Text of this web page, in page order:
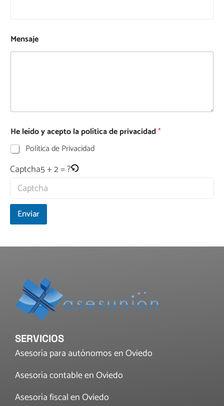
Mensaje
He leído y acepto la política de privacidad*
Política de Privacidad
Captcha5 + 2 = ?
Enviar
SERVICIOS
Asesoría para autónomos en Oviedo
Asesoría contable en Oviedo
Asesoría fiscal en Oviedo